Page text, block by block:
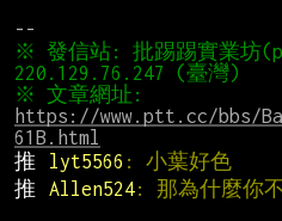
※ 發信站: 批踢踢實業坊
https://www.ptt.cc/bbs/
61B.html
推
lyt5566 : 小葉好色
推
Allen524: 那為什麼你